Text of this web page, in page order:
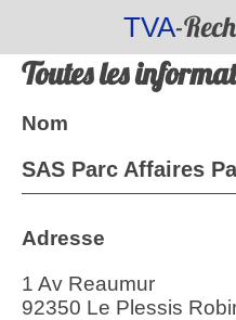
TVA-
Toutes les
Nom
SAS Parc Affaires
Adresse
1 Av Reaumur
92350 Le Plessis